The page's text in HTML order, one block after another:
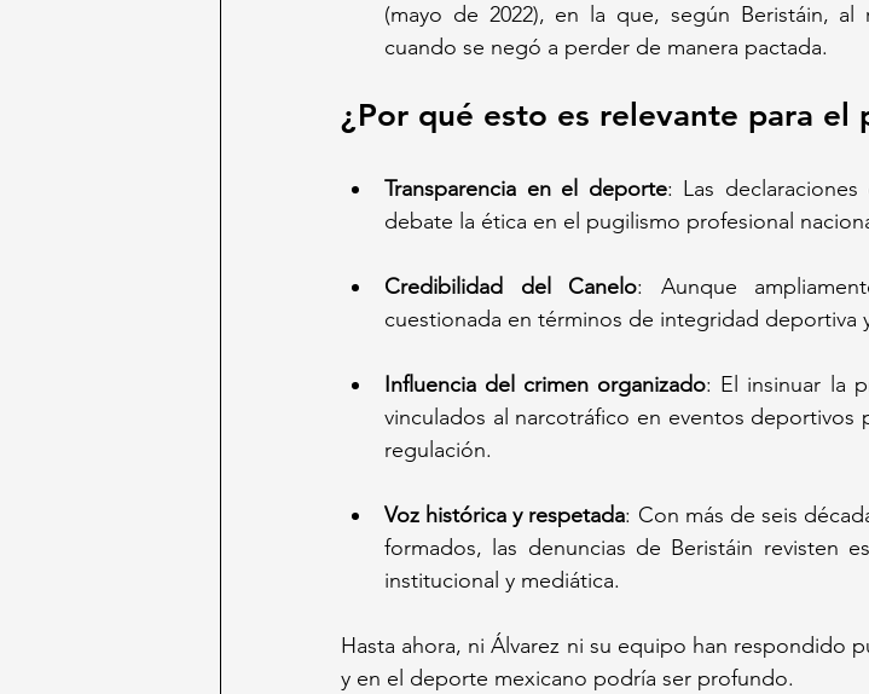
(mayo de 2022), en la que, según Beristáin,
cuando se negó a perder de manera pactada.
¿Por qué esto es relevante para el
Transparencia en el deporte: Las
debate la ética en el pugilismo profesional
Credibilidad del Canelo: Aunque
cuestionada en términos de integridad deportiva
Influencia del crimen organizado: El insinuar la
vinculados al narcotráfico en eventos
regulación.
Voz histórica y respetada: Con más de seis
formados, las denuncias de Beristáin revisten
institucional y mediática.
Hasta ahora, ni Álvarez ni su equipo han respondido
y en el deporte mexicano podría ser profundo.